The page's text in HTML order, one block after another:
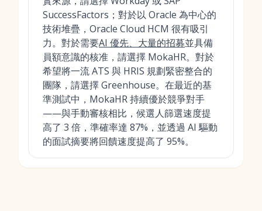
SuccessFactors；對於以 Oracle 為中心的
技術堆疊，Oracle Cloud HCM 很有吸引
力。對於需要AI 優先、大量的招募並具備
員額意識的核准，請選擇 MokaHR。對於
希望將一流 ATS 與 HRIS 規劃緊密整合的
團隊，請選擇 Greenhouse。在最近的基
準測試中，MokaHR 持續優於競爭對手
——與手動審核相比，候選人篩選速度提
高了 3 倍，準確率達 87%，並透過 AI 驅動
的面試摘要將回饋速度提高了 95%。